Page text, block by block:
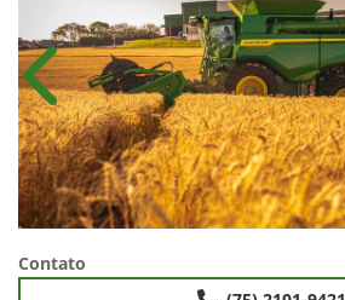
Anterior
Contato